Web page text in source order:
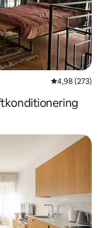
4,98 av 5 i
4,98 (273)